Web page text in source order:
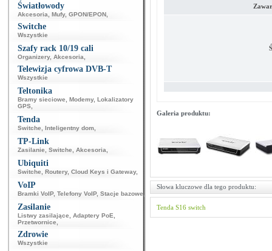
Światłowody
Akcesoria Mufy, GPON/EPON
Switche
Wszystkie
Szafy rack 10/19 cali
Organizery, Akcesoria
Telewizja cyfrowa DVB-T
Wszystkie
Teltonika
Bramy sieciowe Modemy, Lokalizatory
GPS
Tenda
Switche Inteligentny dom
TP-Link
Zasilanie Switche Akcesoria
Ubiquiti
Switche Routery, Cloud Keys i Gateway,
VoIP
Bramki VoIP, Telefony VoIP, Stacje bazowe
Zasilanie
Listwy zasilające Adaptery PoE
Przetwornice
Zdrowie
Wszystkie
Galeria produktu:
Słowa kluczowe dla tego produktu:
Tenda S16 switch